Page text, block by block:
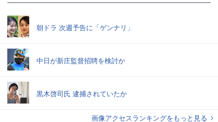
朝ドラ 次週予告に「ゲンナリ」
中日が新庄監督招聘を検討か
黒木啓司氏 逮捕されていたか
画像アクセスランキングをもっと見る